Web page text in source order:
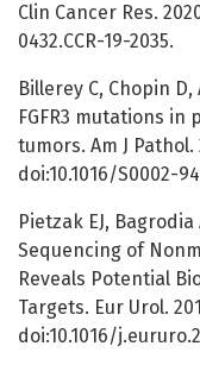
Clin Cancer Res.
0432.CCR-19-2035.
Billerey C, Chopin
FGFR3 mutations
tumors. Am J Pathol.
doi:10.1016/S0002-
Pietzak EJ,
Sequencing of
Reveals Potential
Targets. Eur Urol.
doi:10.1016/